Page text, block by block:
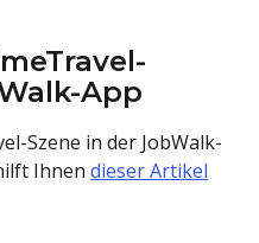
App
Szene in der JobWalk-
Ihnen dieser Artikel